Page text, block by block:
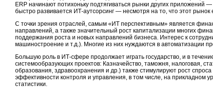
ERP начинают потихоньку подтягиваться рынки других
быстро развивается ИТ-аутсорсинг — несмотря на то, что этот
С точки зрения отраслей, самым «ИТ перспективным» является
направлений, а также значительный рост капитализации многих
поддержания роста и новых направлений бизнеса. Интерес к
машиностроение и т.д.). Многие из них нуждаются в автоматизации
Большую роль в ИТ-сфере продолжает играть государство, и в
системообразующих проектов: Казначейство, таможня, налоговая,
образования, здравоохранения и др.) также стимулируют рост
эффективности контроля и управления, в том числе, на прикладном
статистики.